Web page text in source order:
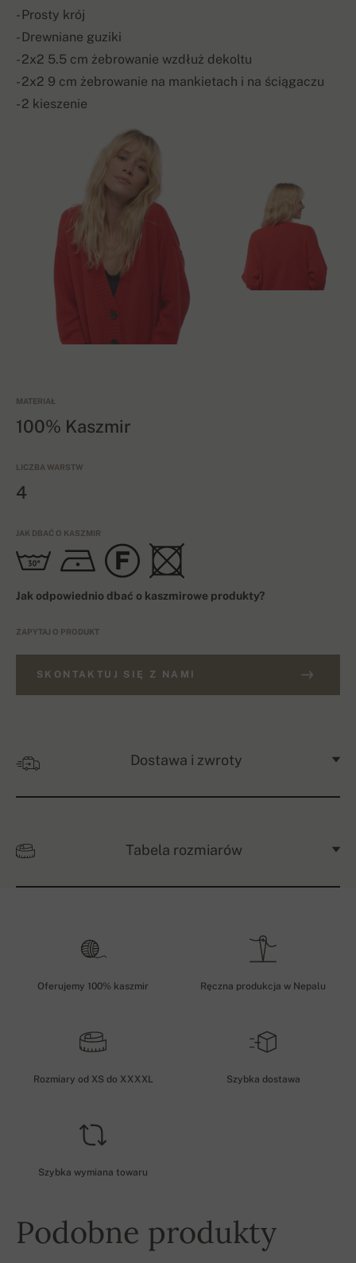
- Prosty krój
- Drewniane guziki
- 2x2 5.5 cm żebrowanie wzdłuż dekoltu
- 2x2 9 cm żebrowanie na mankietach i na ściągaczu
- 2 kieszenie
MATERIAŁ
100% Kaszmir
LICZBA WARSTW
4
JAK DBAĆ O KASZMIR
Jak odpowiednio dbać o kaszmirowe produkty?
ZAPYTAJ O PRODUKT
SKONTAKTUJ SIĘ Z NAMI
Dostawa i zwroty
Tabela rozmiarów
Oferujemy 100% kaszmir Ręczna produkcja w Nepalu
Rozmiary od XS do XXXXL Szybka dostawa
Szybka wymiana towaru
Podobne produkty